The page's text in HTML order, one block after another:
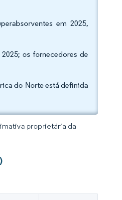
em 2025,
os fornecedores de
do Norte está definida
proprietária da